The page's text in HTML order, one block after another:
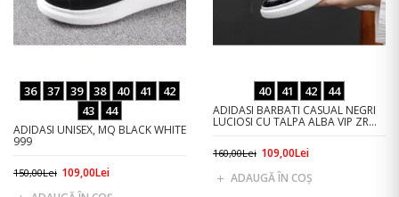
36 37 39 38 40 41
42
43
44
ADIDASI UNISEX, MQ BLACK WHITE
999
150,00Lei 109,00Lei
40 41 42 44
ADIDASI BARBATI CASUAL NEGRI
LUCIOSI CU TALPA ALBA VIP ZR
160,00Lei 109,00Lei
ADAUGĂ ÎN COŞ